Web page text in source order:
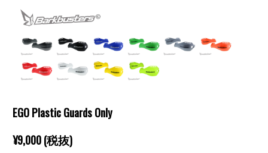
EGO Plastic Guards Only
¥9,000 (税抜)